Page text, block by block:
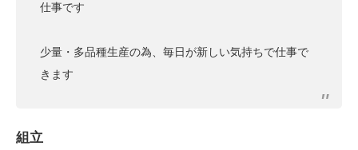
仕事です
少量・多品種生産の為、毎日が新しい気持ちで仕事で
きます
組立